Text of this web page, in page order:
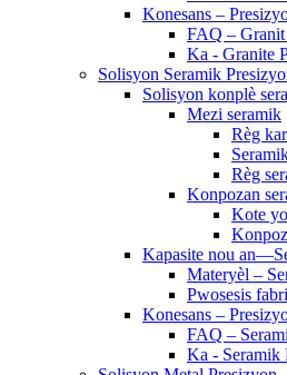
Konesans –
FAQ – Granit
Ka - Granite
Solisyon Seramik
Solisyon konplè
Mezi seramik
Règ
Règ
Konpozan
Kote
Kapasite nou
Materyèl –
Pwosesis
Konesans –
FAQ –
Ka - Seramik